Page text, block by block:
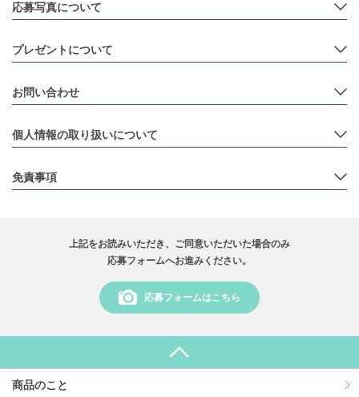
応募写真について
プレゼントについて
お問い合わせ
個⼈情報の取り扱いについて
免責事項
上記をお読みいただき、ご同意いただいた場合のみ
応募フォームへお進みください。
応募フォームはこちら
商品のこと